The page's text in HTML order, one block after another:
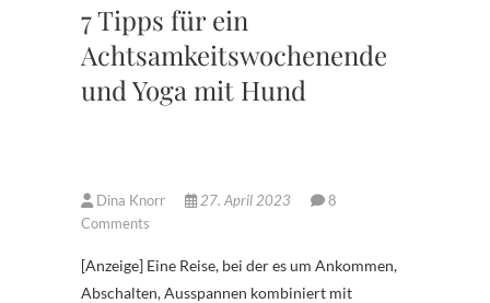
7 Tipps für ein
Achtsamkeitswochenende
und Yoga mit Hund
Dina Knorr 27. April 2023
8
Comments
[Anzeige] Eine Reise, bei der es um Ankommen,
Abschalten, Ausspannen kombiniert mit